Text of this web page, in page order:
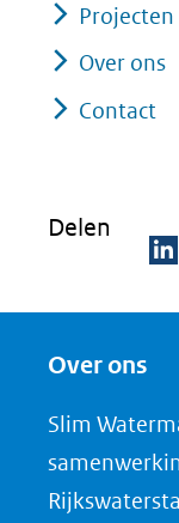
Projecten
Over ons
Contact
Delen
n
o
p
Over ons
Slim